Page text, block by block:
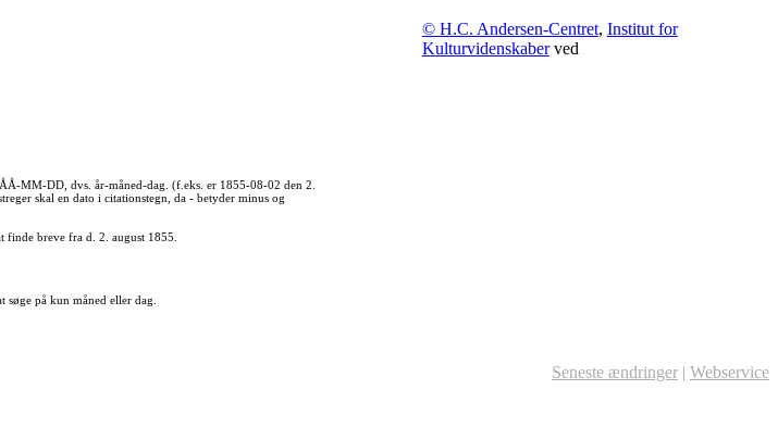
MM-DD, dvs. år-måned-dag. (f.eks. er 1855-08-02 den 2.
skal en dato i citationstegn, da - betyder minus og
finde breve fra d. 2. august 1855.
på kun måned eller dag.
© H.C. Andersen-Centret, Institut for
Kulturvidenskaberved
Seneste ændringer | Webservice